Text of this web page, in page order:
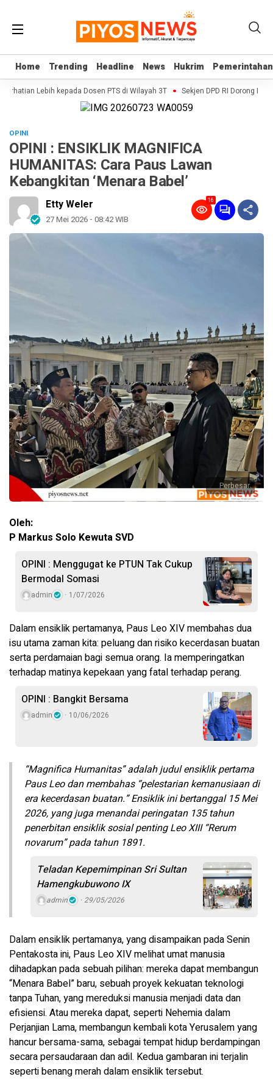
Home Trending Headline News Hukrim Pemerintahan
Home Trending Headline News Hukrim Pemerintahan
Lebih kepada Dosen PTS di Wilayah 3T Sekjen DPD RI Dorong
OPINI
OPINI : ENSIKLIK MAGNIFICA
HUMANITAS: Cara Paus Lawan
Kebangkitan ‘Menara Babel’
Etty Weler
27 Mei 2026 - 08:42 WIB
16
Perbesar
Oleh:
P Markus Solo Kewuta SVD
OPINI : Menggugat ke PTUN Tak Cukup
Bermodal Somasi
admin 1/07/2026
Dalam ensiklik pertamanya, Paus Leo XIV membahas dua
isu utama zaman kita: peluang dan risiko kecerdasan buatan
serta perdamaian bagi semua orang. Ia memperingatkan
terhadap matinya kepekaan yang fatal terhadap perang.
OPINI : Bangkit Bersama
admin 10/06/2026
“Magnifica Humanitas” adalah judul ensiklik pertama
Paus Leo dan membahas “pelestarian kemanusiaan di
era kecerdasan buatan.” Ensiklik ini bertanggal 15 Mei
2026, yang juga menandai peringatan 135 tahun
penerbitan ensiklik sosial penting Leo XIII “Rerum
novarum” pada tahun 1891.
Teladan Kepemimpinan Sri Sultan
Hamengkubuwono IX
admin 29/05/2026
Dalam ensiklik pertamanya, yang disampaikan pada Senin
Pentakosta ini, Paus Leo XIV melihat umat manusia
dihadapkan pada sebuah pilihan: mereka dapat membangun
“Menara Babel” baru, sebuah proyek kekuatan teknologi
tanpa Tuhan, yang mereduksi manusia menjadi data dan
efisiensi. Atau mereka dapat, seperti Nehemia dalam
Perjanjian Lama, membangun kembali kota Yerusalem yang
hancur bersama-sama, sebagai tempat hidup berdampingan
secara persaudaraan dan adil. Kedua gambaran ini terjalin
seperti benang merah dalam ensiklik tersebut.